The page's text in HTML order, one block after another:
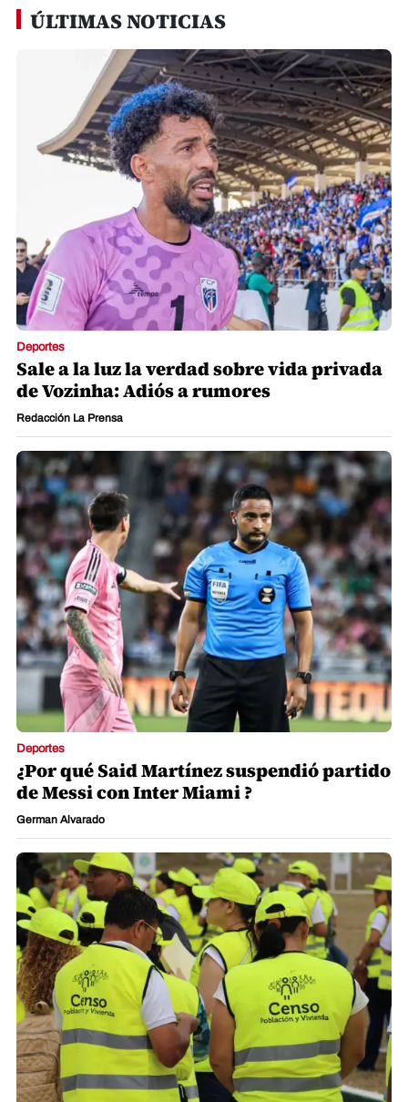
ÚLTIMAS NOTICIAS
Deportes
Sale a la luz la verdad sobre vida privada
de Vozinha: Adiós a rumores
Redacción La Prensa
Deportes
¿Por qué Said Martínez suspendió partido
de Messi con Inter Miami ?
German Alvarado